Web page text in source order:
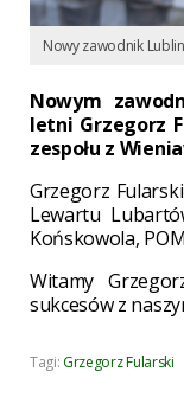
Nowy zawodnik
Nowym
letni Grzegorz
zespołu z
Grzegorz
Lewartu
Końskowola,
Witamy
sukcesów z
Tagi: Grzegorz Fularski